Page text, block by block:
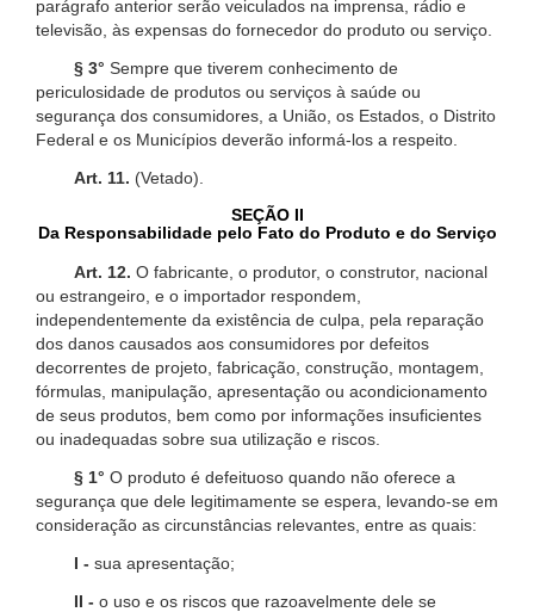
parágrafo anterior serão veiculados na imprensa, rádio e
televisão, às expensas do fornecedor do produto ou serviço.
§ 3° Sempre que tiverem conhecimento de
periculosidade de produtos ou serviços à saúde ou
segurança dos consumidores, a União, os Estados, o Distrito
Federal e os Municípios deverão informá-los a respeito.
Art. 11. (Vetado).
SEÇÃO II
Da Responsabilidade pelo Fato do Produto e do Serviço
Art. 12. O fabricante, o produtor, o construtor, nacional
ou estrangeiro, e o importador respondem,
independentemente da existência de culpa, pela reparação
dos danos causados aos consumidores por defeitos
decorrentes de projeto, fabricação, construção, montagem,
fórmulas, manipulação, apresentação ou acondicionamento
de seus produtos, bem como por informações insuficientes
ou inadequadas sobre sua utilização e riscos.
§ 1° O produto é defeituoso quando não oferece a
segurança que dele legitimamente se espera, levando-se em
consideração as circunstâncias relevantes, entre as quais:
I - sua apresentação;
II - o uso e os riscos que razoavelmente dele se